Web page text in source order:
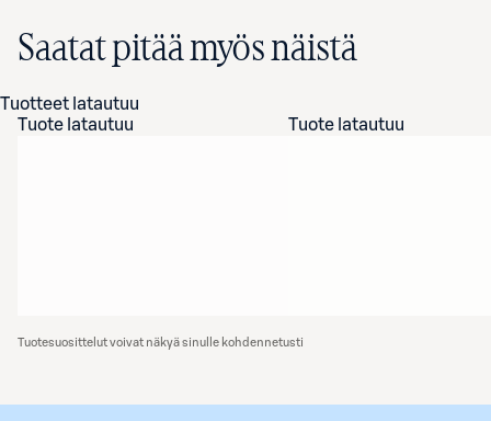
Saatat pitää myös näistä
Tuotteet latautuu
Tuote latautuu
Tuote latautuu
Tuotesuosittelut voivat näkyä sinulle kohdennetusti